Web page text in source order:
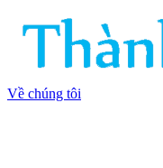
Về chúng tôi